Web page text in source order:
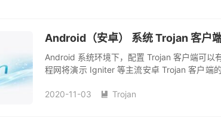
Android（安卓） 系统 Trojan 客户
Android 系统环境下，配置 Trojan 客户端可以
程网将演示 Igniter 等主流安卓 Trojan 客户端
2020-11-03
 Trojan